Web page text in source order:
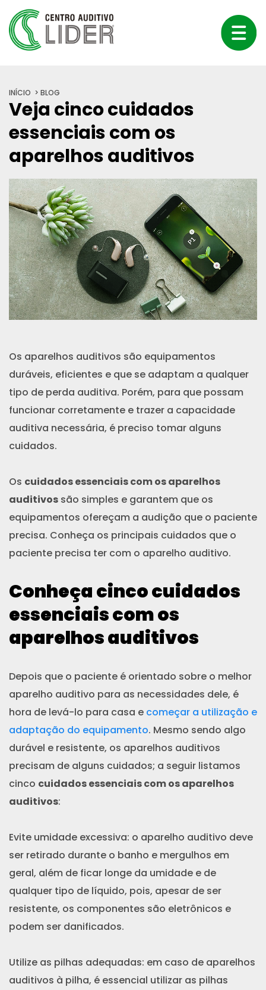
INÍCIO BLOG
Veja cinco cuidados
essenciais com os
aparelhos auditivos
Os aparelhos auditivos são equipamentos
duráveis, eficientes e que se adaptam a qualquer
tipo de perda auditiva. Porém, para que possam
funcionar corretamente e trazer a capacidade
auditiva necessária, é preciso tomar alguns
cuidados.
Os cuidados essenciais com os aparelhos
auditivos são simples e garantem que os
equipamentos ofereçam a audição que o paciente
precisa. Conheça os principais cuidados que o
paciente precisa ter com o aparelho auditivo.
Conheça cinco cuidados
essenciais com os
aparelhos auditivos
Depois que o paciente é orientado sobre o melhor
aparelho auditivo para as necessidades dele, é
hora de levá-lo para casa e começar a utilização e
adaptação do equipamento. Mesmo sendo algo
durável e resistente, os aparelhos auditivos
precisam de alguns cuidados; a seguir listamos
cinco cuidados essenciais com os aparelhos
auditivos:
Evite umidade excessiva: o aparelho auditivo deve
ser retirado durante o banho e mergulhos em
geral, além de ficar longe da umidade e de
qualquer tipo de líquido, pois, apesar de ser
resistente, os componentes são eletrônicos e
podem ser danificados.
Utilize as pilhas adequadas: em caso de aparelhos
auditivos à pilha, é essencial utilizar as pilhas